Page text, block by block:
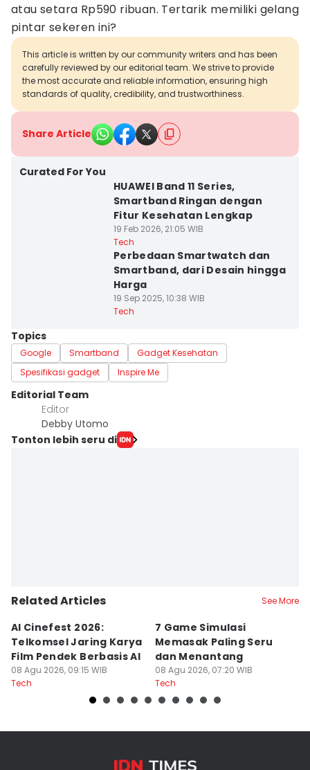
atau setara Rp590 ribuan. Tertarik memiliki gelang
pintar sekeren ini?
This article is written by our community writers and has been
carefully reviewed by our editorial team. We strive to provide
the most accurate and reliable information, ensuring high
standards of quality, credibility, and trustworthiness.
Share Article
Curated For You
HUAWEI Band 11 Series,
Smartband Ringan dengan
Fitur Kesehatan Lengkap
19 Feb 2026, 21:05 WIB
Tech
Perbedaan Smartwatch dan
Smartband, dari Desain hingga
Harga
19 Sep 2025, 10:38 WIB
Tech
Topics
Google Smartband
Gadget Kesehatan
Spesifikasi gadget
Inspire Me
Editorial Team
Editor
Debby Utomo
Tonton lebih seru di
Related Articles See More
AI Cinefest 2026:
Telkomsel Jaring Karya
Film Pendek Berbasis AI
08 Agu 2026, 09:15 WIB
Tech
7 Game Simulasi
Memasak Paling Seru
dan Menantang
08 Agu 2026, 07:20 WIB
Tech